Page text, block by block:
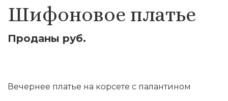
Шифоновое платье
Проданы руб.
Вечернее платье на корсете с палантином